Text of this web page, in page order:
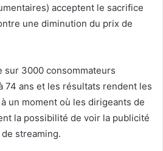
acceptent le sacrifice
une diminution du prix de
sur 3000 consommateurs
74 ans et les résultats rendent les
un moment où les dirigeants de
la possibilité de voir la publicité
streaming.